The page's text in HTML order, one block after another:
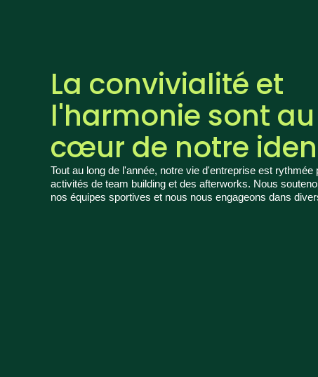
La convivialité et
l'harmonie sont au
cœur de notre
Tout au long de l'année, notre vie d'entreprise est rythmée
activités de team building et des afterworks. Nous
nos équipes sportives et nous nous engageons dans